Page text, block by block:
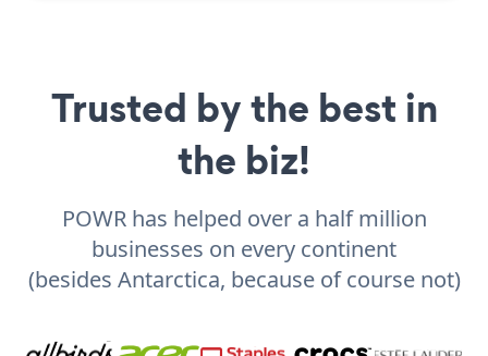
Trusted by the best in
the biz!
POWR has helped over a half million
businesses on every continent
(besides Antarctica, because of course not)